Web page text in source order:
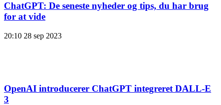
ChatGPT: De seneste nyheder og tips, du har brug
for at vide
20:10 28 sep 2023
OpenAI introducerer ChatGPT integreret DALL-E
3